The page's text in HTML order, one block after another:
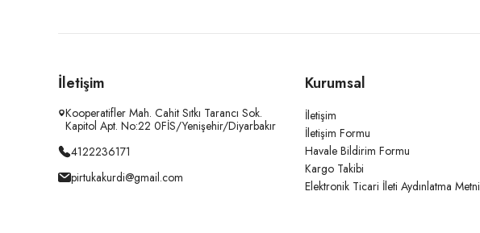
İletişim
Kooperatifler Mah. Cahit Sıtkı Tarancı Sok.
Kapitol Apt. No:22 0FİS/Yenişehir/Diyarbakır
4122236171
pirtukakurdi@gmail.com
Kurumsal
İletişim
İletişim Formu
Havale Bildirim Formu
Kargo Takibi
Elektronik Ticari İleti Aydınlatma Metni